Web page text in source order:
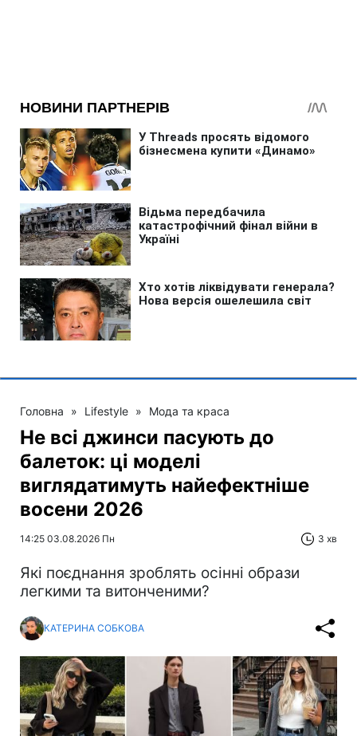
Головна » Lifestyle » Мода та краса
Не всі джинси пасують до
балеток: ці моделі
виглядатимуть найефектніше
восени 2026
14:25 03.08.2026 Пн 3 хв
Які поєднання зроблять осінні образи
легкими та витонченими?
КАТЕРИНА СОБКОВА